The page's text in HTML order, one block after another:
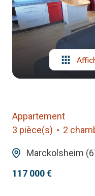
contact
Appartement
3 pièce(s)
2
Marckolsheim
117 000 €